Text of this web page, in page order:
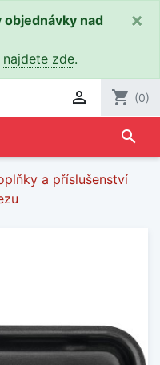
objednávky nad
najdete zde.
×
 shopping_cart (0)
search
a příslušenství